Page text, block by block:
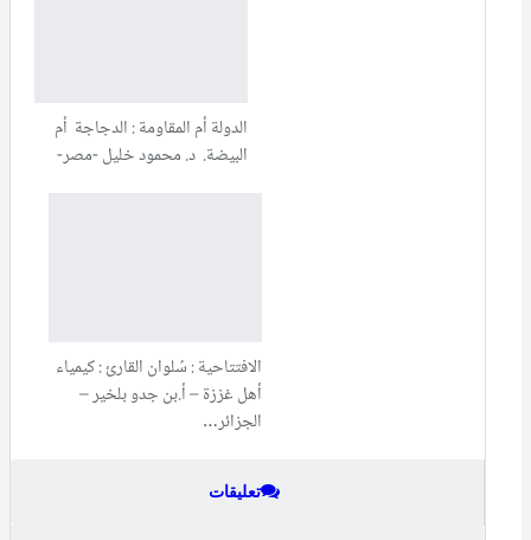
الدولة أم المقاومة : الدجاجة أم
البيضة. د. محمود خليل -مصر-
الافتتاحية : سُلوان القارئ : كيمياء
أهل غززة – أ.بن جدو بلخير –
الجزائر…
تعليقات